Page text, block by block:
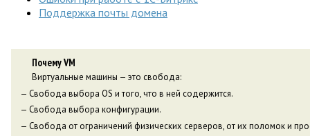
Поддержка почты домена
Почему VM
Виртуальные машины — это свобода:
Свобода выбора OS и того, что в ней содержится.
Свобода выбора конфигурации.
Свобода от ограничений физических серверов, от их поломок и